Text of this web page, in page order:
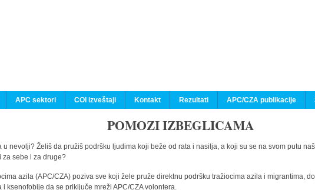
APC sektori COI izveštaji Kontakt Rezultati APC/CZA publikacije
POMOZI IZBEGLICAMA
u nevolji? Želiš da pružiš podršku ljudima koji beže od rata i nasilja, a koji su se na svom putu
za sebe i za druge?
azila (APC/CZA) poziva sve koji žele pruže direktnu podršku tražiocima azila i migrantima,
ksenofobije da se priključe mreži APC/CZA volontera.